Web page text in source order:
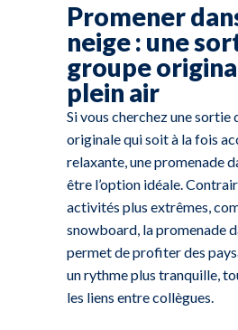
Promener
neige : une
groupe
plein air
Si vous cherchez une sortie
originale qui soit à la fois
relaxante, une promenade
être l’option idéale.
activités plus extrêmes,
snowboard, la promenade
permet de profiter des
un rythme plus tranquille,
les liens entre collègues.